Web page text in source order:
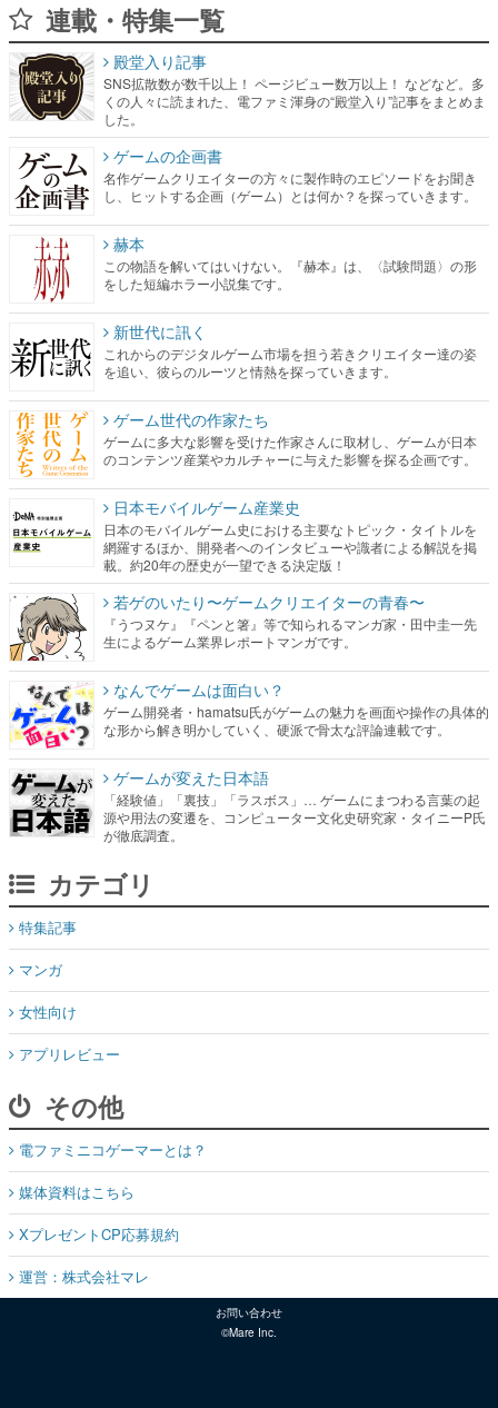
連載・特集一覧
殿堂入り記事
SNS拡散数が数千以上！ ページビュー数万以上！ などなど。多
くの人々に読まれた、電ファミ渾身の“殿堂入り”記事をまとめま
した。
ゲームの企画書
名作ゲームクリエイターの方々に製作時のエピソードをお聞き
し、ヒットする企画（ゲーム）とは何か？を探っていきます。
赫本
この物語を解いてはいけない。『赫本』は、〈試験問題〉の形
をした短編ホラー小説集です。
新世代に訊く
これからのデジタルゲーム市場を担う若きクリエイター達の姿
を追い、彼らのルーツと情熱を探っていきます。
ゲーム世代の作家たち
ゲームに多大な影響を受けた作家さんに取材し、ゲームが日本
のコンテンツ産業やカルチャーに与えた影響を探る企画です。
日本モバイルゲーム産業史
日本のモバイルゲーム史における主要なトピック・タイトルを
網羅するほか、開発者へのインタビューや識者による解説を掲
載。約20年の歴史が一望できる決定版！
若ゲのいたり〜ゲームクリエイターの青春〜
『うつヌケ』『ペンと箸』等で知られるマンガ家・田中圭一先
生によるゲーム業界レポートマンガです。
なんでゲームは面白い？
ゲーム開発者・hamatsu氏がゲームの魅力を画面や操作の具体的
な形から解き明かしていく、硬派で骨太な評論連載です。
ゲームが変えた日本語
「経験値」「裏技」「ラスボス」… ゲームにまつわる言葉の起
源や用法の変遷を、コンピューター文化史研究家・タイニーP氏
が徹底調査。
カテゴリ
特集記事
マンガ
女性向け
アプリレビュー
その他
電ファミニコゲーマーとは？
媒体資料はこちら
XプレゼントCP応募規約
運営：株式会社マレ
お問い合わせ
©Mare Inc.